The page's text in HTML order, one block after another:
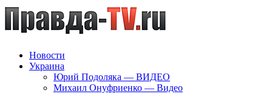
Новости
Украина
Юрий Подоляка — ВИДЕО
Михаил Онуфриенко — Видео